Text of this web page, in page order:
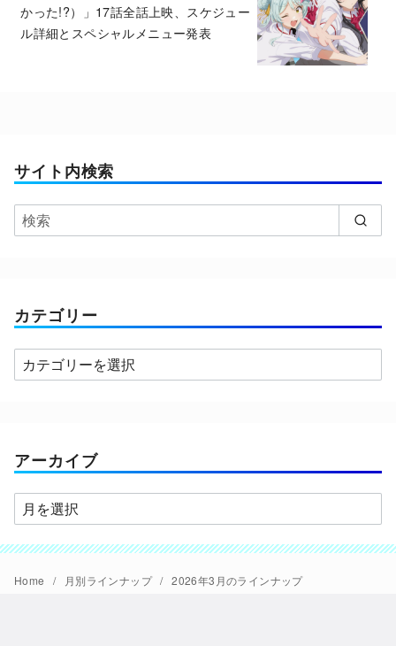
かった!?）」17話全話上映、スケジュー
ル詳細とスペシャルメニュー発表
サイト内検索
カテゴリー
カ
テ
ー
アーカイブ
ア
ー
カ
イ
Home 月別ラインナップ 2026年3月のラインナップ